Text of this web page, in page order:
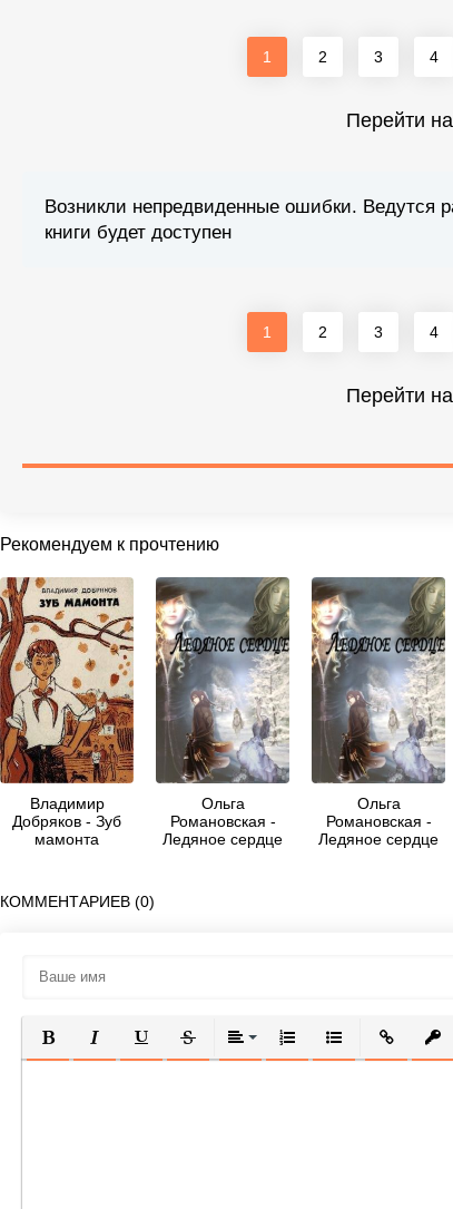
1 2 3 4
Перейти
Возникли непредвиденные ошибки. Ведутся
книги будет доступен
1 2 3 4
Перейти
Рекомендуем к прочтению
Владимир
Добряков - Зуб
мамонта
Ольга
Романовская -
Ледяное сердце
Ольга
Романовская -
Ледяное сердце
КОММЕНТАРИЕВ (0)
ПОЛУЖИРНЫЙ
КУРСИВПОДЧЕРКНУТЫЙ
ЗАЧЕРКНУТЫЙВЫРАВНИВАНИЕ
НУМЕРОВАННЫЙ